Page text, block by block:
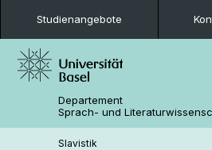
Studienangebote
Departement
Sprach- und
Slavistik